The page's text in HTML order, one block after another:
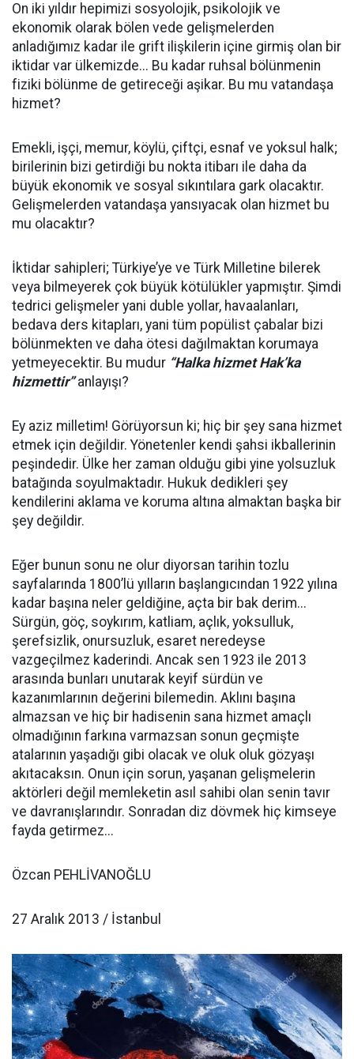
On iki yıldır hepimizi sosyolojik, psikolojik ve
ekonomik olarak bölen vede gelişmelerden
anladığımız kadar ile grift ilişkilerin içine girmiş olan bir
iktidar var ülkemizde... Bu kadar ruhsal bölünmenin
fiziki bölünme de getireceği aşikar. Bu mu vatandaşa
hizmet?
Emekli, işçi, memur, köylü, çiftçi, esnaf ve yoksul halk;
birilerinin bizi getirdiği bu nokta itibarı ile daha da
büyük ekonomik ve sosyal sıkıntılara gark olacaktır.
Gelişmelerden vatandaşa yansıyacak olan hizmet bu
mu olacaktır?
İktidar sahipleri; Türkiye’ye ve Türk Milletine bilerek
veya bilmeyerek çok büyük kötülükler yapmıştır. Şimdi
tedrici gelişmeler yani duble yollar, havaalanları,
bedava ders kitapları, yani tüm popülist çabalar bizi
bölünmekten ve daha ötesi dağılmaktan korumaya
yetmeyecektir. Bu mudur “Halka hizmet Hak’ka
hizmettir”anlayışı?
Ey aziz milletim! Görüyorsun ki; hiç bir şey sana hizmet
etmek için değildir. Yönetenler kendi şahsi ikballerinin
peşindedir. Ülke her zaman olduğu gibi yine yolsuzluk
batağında soyulmaktadır. Hukuk dedikleri şey
kendilerini aklama ve koruma altına almaktan başka bir
şey değildir.
Eğer bunun sonu ne olur diyorsan tarihin tozlu
sayfalarında 1800’lü yılların başlangıcından 1922 yılına
kadar başına neler geldiğine, açta bir bak derim...
Sürgün, göç, soykırım, katliam, açlık, yoksulluk,
şerefsizlik, onursuzluk, esaret neredeyse
vazgeçilmez kaderindi. Ancak sen 1923 ile 2013
arasında bunları unutarak keyif sürdün ve
kazanımlarının değerini bilemedin. Aklını başına
almazsan ve hiç bir hadisenin sana hizmet amaçlı
olmadığının farkına varmazsan sonun geçmişte
atalarının yaşadığı gibi olacak ve oluk oluk gözyaşı
akıtacaksın. Onun için sorun, yaşanan gelişmelerin
aktörleri değil memleketin asıl sahibi olan senin tavır
ve davranışlarındır. Sonradan diz dövmek hiç kimseye
fayda getirmez...
Özcan PEHLİVANOĞLU
27 Aralık 2013 / İstanbul